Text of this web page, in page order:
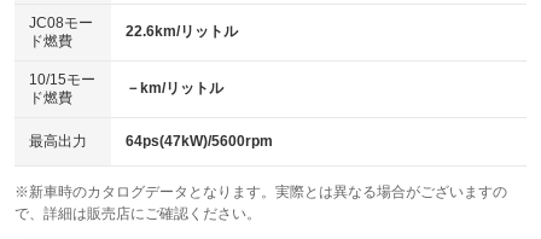
電動格納ミラー
：装備なし
：装備なし
パワーシート
ベンチシート
：装備なし
チップアップシート
：装備なし
：装備なし ：装備なし
ウォークスルー
：装備なし
JC08モー
ド燃費
22.6km/リットル
10/15モー
ド燃費
－km/リットル
最高出力 64ps(47kW)/5600rpm
※新車時のカタログデータとなります。実際とは異なる場合がございますの
で、詳細は販売店にご確認ください。